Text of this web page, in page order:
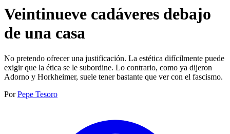
Veintinueve cadáveres debajo
de una casa
No pretendo ofrecer una justificación. La estética difícilmente puede
exigir que la ética se le subordine. Lo contrario, como ya dijeron
Adorno y Horkheimer, suele tener bastante que ver con el fascismo.
Por Pepe Tesoro